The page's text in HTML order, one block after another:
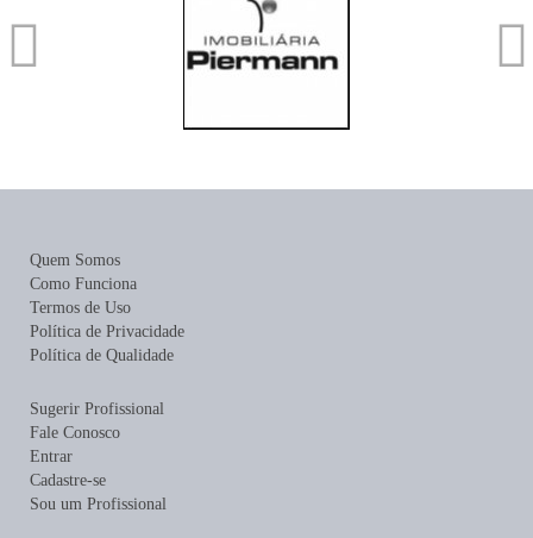
Quem Somos
Como Funciona
Termos de Uso
Política de Privacidade
Política de Qualidade
Sugerir Profissional
Fale Conosco
Entrar
Cadastre-se
Sou um Profissional